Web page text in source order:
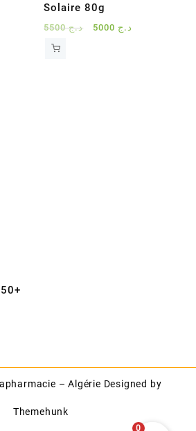
Solaire 80g
د.ج5500
Le
د.ج
– Algérie Designed by
Themehunk
0